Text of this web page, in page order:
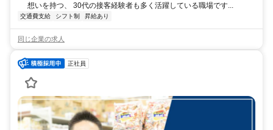
想いを持つ、 30代の接客経験者も多く活躍している職場です...
交通費支給 シフト制 昇給あり
同じ企業の求人
正社員